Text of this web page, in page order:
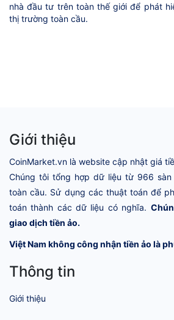
nhà đầu tư trên toàn thế giới để phát
thị trường toàn cầu.
Giới thiệu
CoinMarket.vn là website cập nhật giá
Chúng tôi tổng hợp dữ liệu từ 966
toàn cầu. Sử dụng các thuật toán để
toán thành các dữ liệu có nghĩa.
giao dịch tiền ảo.
Việt Nam không công nhận tiền ảo là
Thông tin
Giới thiệu